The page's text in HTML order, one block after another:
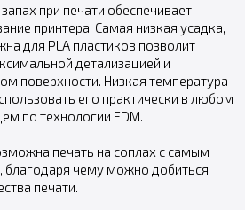
при печати обеспечивает
принтера. Самая низкая усадка,
для PLA пластиков позволит
детализацией и
поверхности. Низкая температура
его практически в любом
по технологии FDM.
печать на соплах с самым
чему можно добиться
печати.